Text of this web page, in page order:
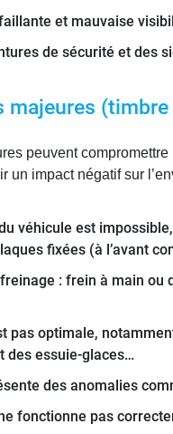
et mauvaise
de sécurité et des
majeures (timbre
peuvent
un impact négatif sur
véhicule est
fixées (à l’avant
: frein à main
pas optimale,
des essuie-glaces…
des anomalies
fonctionne pas